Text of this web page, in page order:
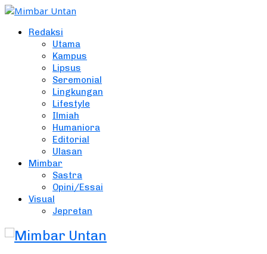
Redaksi
Utama
Kampus
Lipsus
Seremonial
Lingkungan
Lifestyle
Ilmiah
Humaniora
Editorial
Ulasan
Mimbar
Sastra
Opini/Essai
Visual
Jepretan